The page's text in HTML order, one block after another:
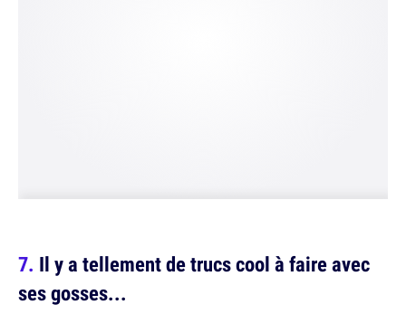
Il y a tellement de trucs cool à faire avec
ses gosses...